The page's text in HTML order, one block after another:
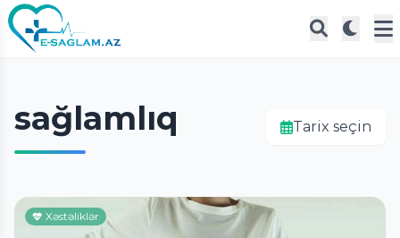
sağlamlıq Tarix seçin
Xəstəliklər